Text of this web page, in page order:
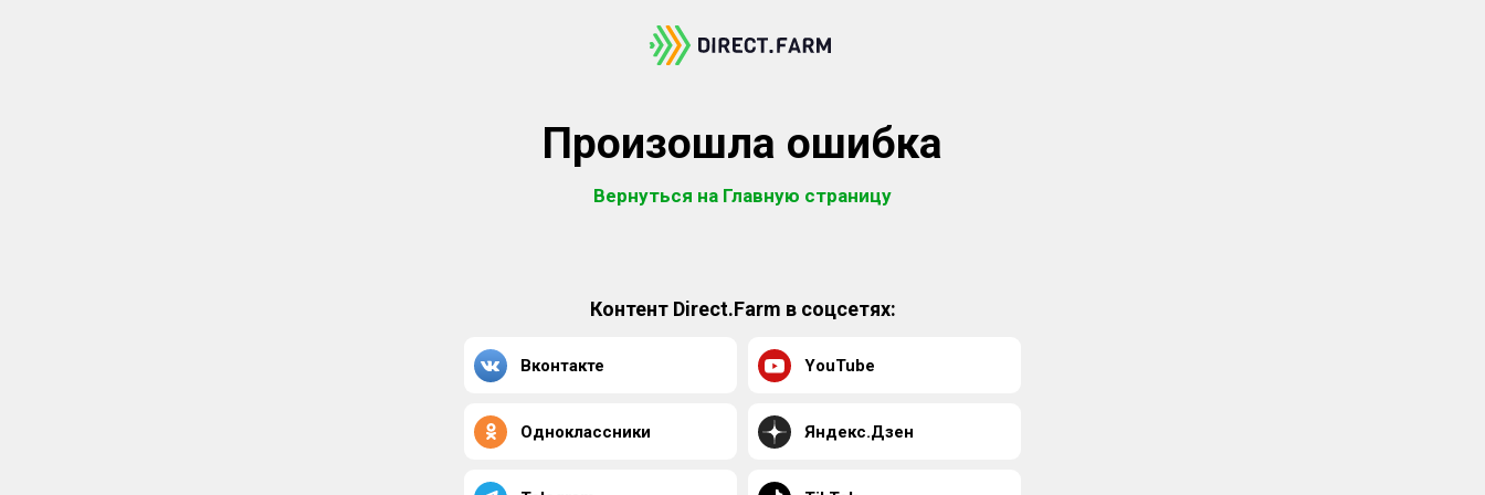
Произошла ошибка
Вернуться на Главную страницу
Контент Direct.Farm в соцсетях:
Вконтакте YouTube
Одноклассники Яндекс.Дзен